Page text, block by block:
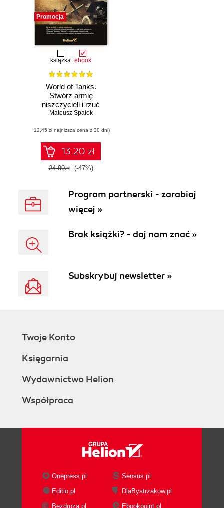
Promocja
książka ebook
World of Tanks.
Stwórz armię
niszczycieli i rzuć
się w wir walki!
Mateusz Spałek
(12,45 zł najniższa cena z 30 dni)
13.20 zł
24.90zł (-47%)
Program partnerski - zarabiaj
więcej »
Brak książki? - daj nam znać »
Subskrybuj newsletter »
Twoje Konto
Księgarnia
Wydawnictwo Helion
Współpraca
Onepress.pl
Sensus.pl
Editio.pl
DlaBystrzakow.pl
Bezdroza.pl
Ebookpoint.pl